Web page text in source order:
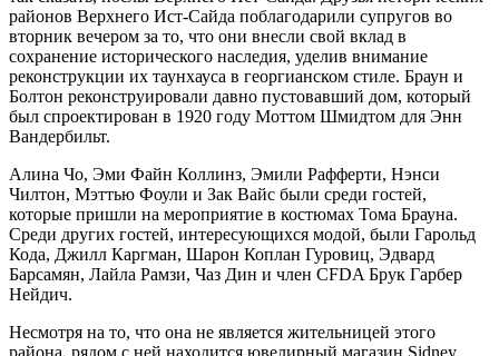
районов Верхнего Ист-Сайда поблагодарили супругов во
вторник вечером за то, что они внесли свой вклад в
сохранение исторического наследия, уделив внимание
реконструкции их таунхауса в георгианском стиле. Браун и
Болтон реконструировали давно пустовавший дом, который
был спроектирован в 1920 году Моттом Шмидтом для Энн
Вандербильт.
Алина Чо, Эми Файн Коллинз, Эмили Рафферти, Нэнси
Чилтон, Мэттью Фоули и Зак Вайс были среди гостей,
которые пришли на мероприятие в костюмах Тома Брауна.
Среди других гостей, интересующихся модой, были Гарольд
Кода, Джилл Каргман, Шарон Коплан Гуровиц, Эдвард
Барсамян, Лайла Рамзи, Чаз Дин и член CFDA Брук Гарбер
Нейдич.
Несмотря на то, что она не является жительницей этого
района, рядом с ней находится ювелирный магазин Sidney